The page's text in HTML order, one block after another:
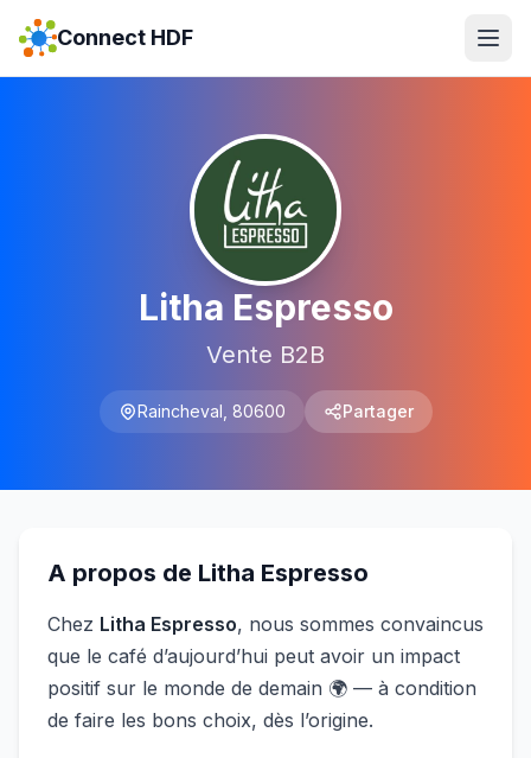
Connect HDF
Litha Espresso
Vente B2B
Raincheval 80600 Partager
A propos de Litha Espresso
Chez Litha Espresso, nous sommes convaincus
que le café d’aujourd’hui peut avoir un impact
positif sur le monde de demain 🌍 — à condition
de faire les bons choix, dès l’origine.